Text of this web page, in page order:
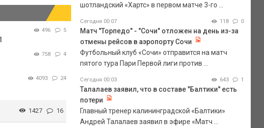
496 5
758 4
4093 24
1427 16
шотландский «Хартс» в первом матче 3-го ...
Сегодня 00:07 118 0
Матч "Торпедо" - "Сочи" отложен на день из-за
отмены рейсов в аэропорту Сочи
Футбольный клуб «Сочи» отправится на матч
пятого тура Пари Первой лиги против ...
Сегодня 00:03 643 1
Талалаев заявил, что в составе "Балтики" есть
потери
Главный тренер калининградской «Балтики»
Андрей Талалаев заявил в эфире «Матч ...